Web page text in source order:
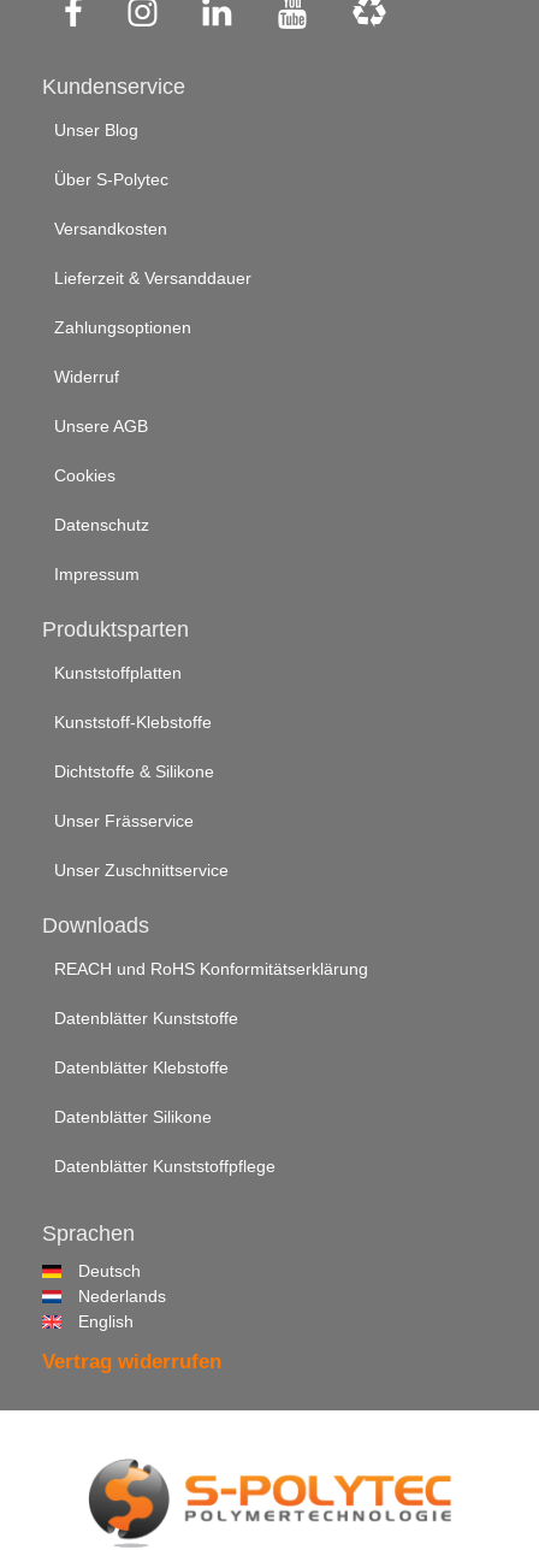
Kundenservice
Unser Blog
Über S-Polytec
Versandkosten
Lieferzeit & Versanddauer
Zahlungsoptionen
Widerruf
Unsere AGB
Cookies
Datenschutz
Impressum
Produktsparten
Kunststoffplatten
Kunststoff-Klebstoffe
Dichtstoffe & Silikone
Unser Frässervice
Unser Zuschnittservice
Downloads
REACH und RoHS Konformitätserklärung
Datenblätter Kunststoffe
Datenblätter Klebstoffe
Datenblätter Silikone
Datenblätter Kunststoffpflege
Sprachen
Deutsch
Nederlands
English
Vertrag widerrufen